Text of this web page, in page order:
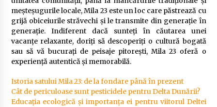
meșteșugurile locale, Mila 23 este un loc care păstrează cu
grijă obiceiurile străvechi și le transmite din generație în
generație. Indiferent dacă sunteți în căutarea unei
vacanțe relaxante, doriți să descoperiți o cultură bogată
sau să vă bucurați de peisaje pitorești, Mila 23 oferă o
experiență autentică și memorabilă.
Istoria satului Mila 23: de la fondare până în prezent
Cât de periculoase sunt pesticidele pentru Delta Dunării?
Educația ecologică și importanța ei pentru viitorul Deltei